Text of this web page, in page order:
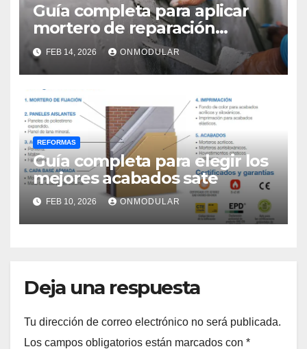
Guía completa para aplicar
mortero de reparación
estructural
FEB 14, 2026 ONMODULAR
REFORMAS
Guía completa para elegir los
mejores acabados sate
FEB 10, 2026 ONMODULAR
Deja una respuesta
Tu dirección de correo electrónico no será publicada.
Los campos obligatorios están marcados con *